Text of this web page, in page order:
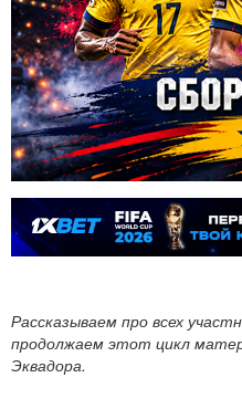
Рассказываем про всех
продолжаем этот цикл
Эквадора.